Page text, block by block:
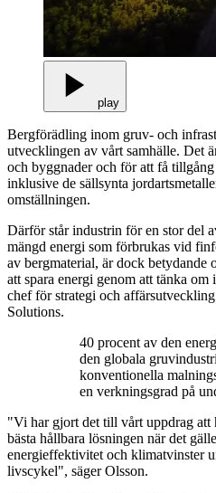
play
Bergförädling inom gruv- och
utvecklingen av vårt samhälle. Det
och byggnader och för att få
inklusive de sällsynta
omställningen.
Därför står industrin för en stor del
mängd energi som förbrukas vid
av bergmaterial, är dock betydande
att spara energi genom att tänka om
chef för strategi och
Solutions.
40 procent av den
den globala
konventionella
en verkningsgrad på
"Vi har gjort det till vårt uppdrag att
bästa hållbara lösningen när det
energieffektivitet och klimatvinster
livscykel", säger Olsson.